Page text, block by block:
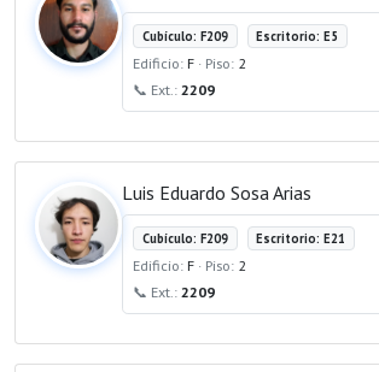
Cubículo: F209 Escritorio: E5
Edificio: F · Piso: 2
📞 Ext.: 2209
Luis Eduardo Sosa Arias
Cubículo: F209 Escritorio: E21
Edificio: F · Piso: 2
📞 Ext.: 2209